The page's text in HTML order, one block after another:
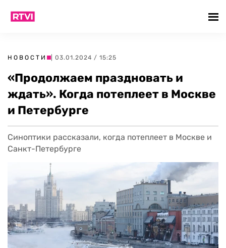
НОВОСТИ | 03.01.2024 / 15:25
«Продолжаем праздновать и
ждать». Когда потеплеет в Москве
и Петербурге
Синоптики рассказали, когда потеплеет в Москве и
Санкт-Петербурге